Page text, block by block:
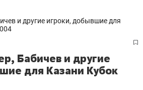
Бабичев и другие
для Казани Кубок